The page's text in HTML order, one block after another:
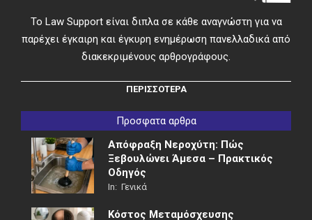
Το Law Support είναι διπλα σε κάθε αναγνώστη για να
παρέχει έγκαιρη και έγκυρη ενημέρωση πανελλαδικά από
διακεκριμένους αρθρογράφους.
ΠΕΡΙΣΣΟΤΕΡΑ
Προσφατα αρθρα
Απόφραξη Νεροχύτη: Πώς
Ξεβουλώνει Άμεσα – Πρακτικός
Οδηγός
In: Γενικά
Κόστος Μεταμόσχευσης